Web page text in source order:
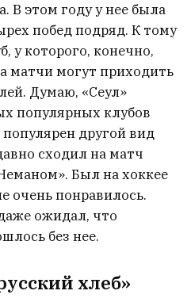
В этом году у нее была
побед подряд. К тому
у которого, конечно,
матчи могут приходить
Думаю, «Сеул»
популярных клубов
другой вид
сходил на матч
Был на хоккее
очень понравилось.
ожидал, что
без нее.
хлеб»